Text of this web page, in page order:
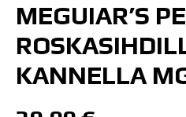
MEGUIAR’S
KANNELLA